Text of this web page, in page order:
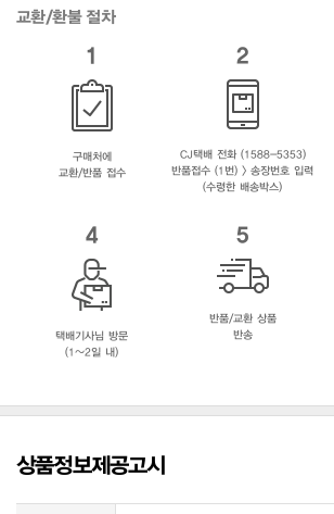
교환/환불 절차
1
구매처에
교환/반품 접수
2
CJ택배 전화 (1588-5353)
반품접수 (1번) > 송장번호 입력
(수령한 배송박스)
4
택배기사님 방문
(1~2일 내)
5
반품/교환 상품
반송
상품정보제공고시